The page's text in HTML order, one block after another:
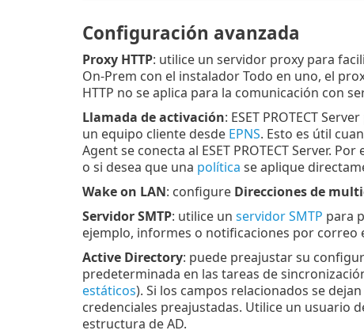
Configuración avanzada
Proxy HTTP: utilice un servidor proxy para
On-Prem con el instalador Todo en uno, el
HTTP no se aplica para la comunicación con
Llamada de activación: ESET PROTECT
un equipo cliente desde EPNS. Esto es útil
Agent se conecta al ESET PROTECT Server.
o si desea que una política se aplique
Wake on LAN: configure Direcciones de
Servidor SMTP: utilice un servidor SMTP para
ejemplo, informes o notificaciones por correo
Active Directory: puede preajustar su
predeterminada en las tareas de
estáticos). Si los campos relacionados se
credenciales preajustadas. Utilice un usuario
estructura de AD.